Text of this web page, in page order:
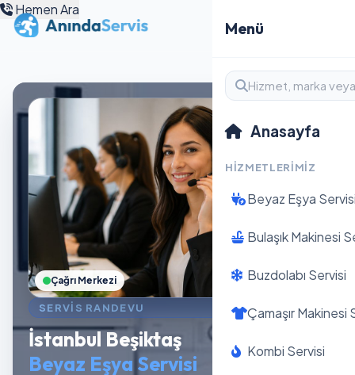
Menü
Anasayfa
HIZMETLERIMIZ
Beyaz Eşya
Bulaşık Makinesi
Buzdolabı Servisi
Çamaşır Makinesi
Kombi Servisi
Hemen Ara
SERVIS RANDEVU
İstanbul Beşiktaş
Beyaz Eşya Servisi
Çağrı Merkezi